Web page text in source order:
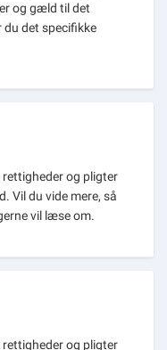
og gæld til det
du det specifikke
og pligter
Vil du vide mere, så
vil læse om.
og pligter